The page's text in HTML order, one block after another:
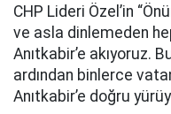
CHP Lideri Özel’in
ve asla dinlemeden
Anıtkabir’e akıyoruz.
ardından binlerce
Anıtkabir’e doğru